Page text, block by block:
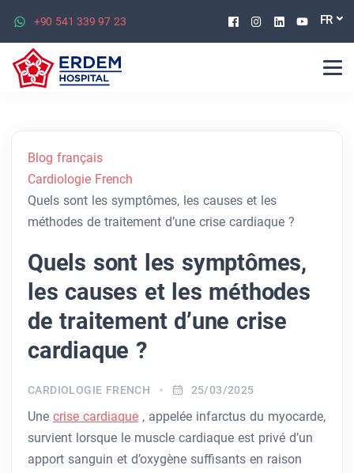
+90 541 339 97 23 Facebook
Instagram
Linkedin
FR
Blog français
Cardiologie French
Quels sont les symptômes, les causes et les
méthodes de traitement d’une crise cardiaque ?
Quels sont les symptômes,
les causes et les méthodes
de traitement d’une crise
cardiaque ?
CARDIOLOGIE FRENCH 25/03/2025
Une crise cardiaque , appelée infarctus du myocarde,
survient lorsque le muscle cardiaque est privé d’un
apport sanguin et d’oxygène suffisants en raison